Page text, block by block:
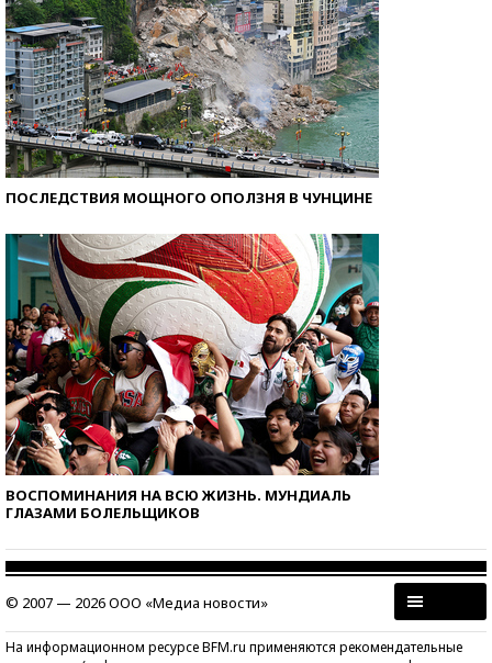
ПОСЛЕДСТВИЯ МОЩНОГО ОПОЛЗНЯ В ЧУНЦИНЕ
ВОСПОМИНАНИЯ НА ВСЮ ЖИЗНЬ. МУНДИАЛЬ
ГЛАЗАМИ БОЛЕЛЬЩИКОВ
© 2007 — 2026 ООО «Медиа новости»
На информационном ресурсе BFM.ru применяются рекомендательные